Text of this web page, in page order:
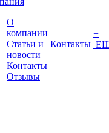
О
компании
Статьи и
новости
Контакты
Отзывы
Контакты
+